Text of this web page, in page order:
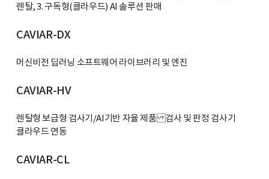
렌탈, 3. 구독형(클라우드) AI 솔루션 판매
CAVIAR-DX
머신비전 딥러닝 소프트웨어 라이브러리 및 엔진
CAVIAR-HV
렌탈형 보급형 검사기/AI기반 자율 제품 검사 및 판정 검사기
클라우드 연동
CAVIAR-CL